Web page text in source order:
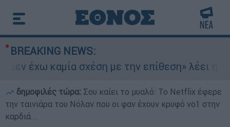
BREAKING NEWS:
έχω καμία σχέση με την επίθεση» λέει η
δημοφιλές τώρα: Σου καίει το μυαλό: Το Netflix έφερε
την ταινιάρα του Νόλαν που οι φαν έχουν κρυφό νο1 στην
καρδιά...